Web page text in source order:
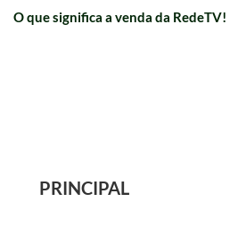
O que significa a venda da RedeTV!
PRINCIPAL